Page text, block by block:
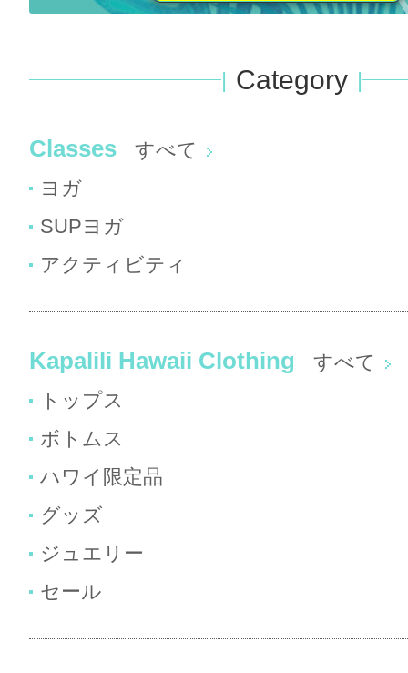
Category
Classes
すべて
ヨガ
SUPヨガ
アクティビティ
Kapalili Hawaii Clothing
すべて
トップス
ボトムス
ハワイ限定品
グッズ
ジュエリー
セール